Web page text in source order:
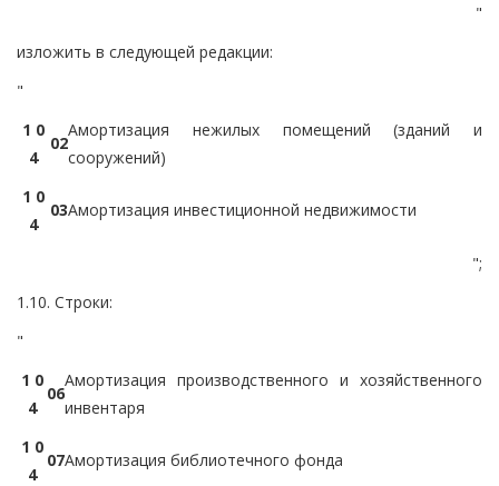
"
изложить в следующей редакции:
"
1 0
4
02
Амортизация нежилых помещений (зданий и
сооружений)
1 0
4
03Амортизация инвестиционной недвижимости
";
1.10. Строки:
"
1 0
4
06
Амортизация производственного и хозяйственного
инвентаря
1 0
4
07Амортизация библиотечного фонда